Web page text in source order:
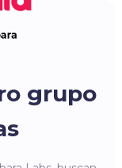
grupo